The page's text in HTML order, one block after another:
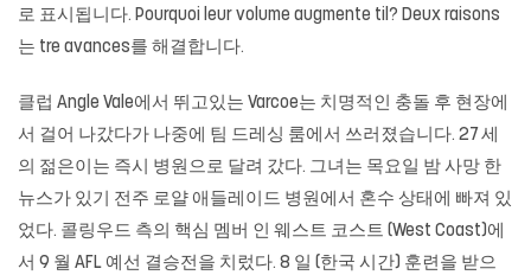
로 표시됩니다. Pourquoi leur volume augmente til? Deux raisons
는 tre avances를 해결합니다.
클럽 Angle Vale에서 뛰고있는 Varcoe는 치명적인 충돌 후 현장에
서 걸어 나갔다가 나중에 팀 드레싱 룸에서 쓰러졌습니다. 27 세
의 젊은이는 즉시 병원으로 달려 갔다. 그녀는 목요일 밤 사망 한
뉴스가 있기 전주 로얄 애들레이드 병원에서 혼수 상태에 빠져 있
었다. 콜링우드 측의 핵심 멤버 인 웨스트 코스트 (West Coast)에
서 9 월 AFL 예선 결승전을 치렀다. 8 일 (한국 시간) 훈련을 받으